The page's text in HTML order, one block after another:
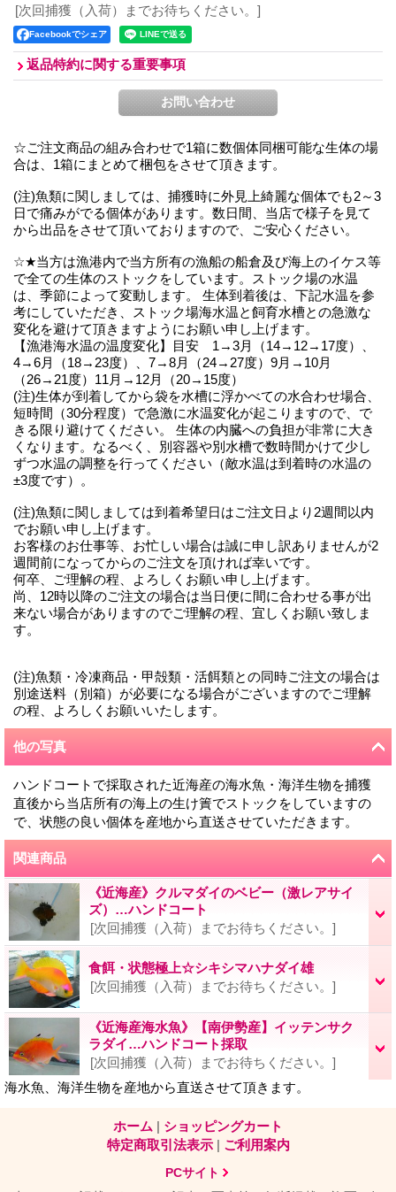
[次回捕獲（入荷）までお待ちください。]
Facebookでシェア
返品特約に関する重要事項
☆ご注文商品の組み合わせで1箱に数個体同梱可能な生体の場
合は、1箱にまとめて梱包をさせて頂きます。
(注)魚類に関しましては、捕獲時に外見上綺麗な個体でも2～3
日で痛みがでる個体があります。数日間、当店で様子を見て
から出品をさせて頂いておりますので、ご安心ください。
☆★当方は漁港内で当方所有の漁船の船倉及び海上のイケス等
で全ての生体のストックをしています。ストック場の水温
は、季節によって変動します。 生体到着後は、下記水温を参
考にしていただき、ストック場海水温と飼育水槽との急激な
変化を避けて頂きますようにお願い申し上げます。
【漁港海水温の温度変化】目安 1→3月（14→12→17度）、
4→6月（18→23度）、7→8月（24→27度）9月→10月
（26→21度）11月→12月（20→15度）
(注)生体が到着してから袋を水槽に浮かべての水合わせ場合、
短時間（30分程度）で急激に水温変化が起こりますので、で
きる限り避けてください。 生体の内臓への負担が非常に大き
くなります。なるべく、別容器や別水槽で数時間かけて少し
ずつ水温の調整を行ってください（敵水温は到着時の水温の
±3度です）。
(注)魚類に関しましては到着希望日はご注文日より2週間以内
でお願い申し上げます。
お客様のお仕事等、お忙しい場合は誠に申し訳ありませんが2
週間前になってからのご注文を頂ければ幸いです。
何卒、ご理解の程、よろしくお願い申し上げます。
尚、12時以降のご注文の場合は当日便に間に合わせる事が出
来ない場合がありますのでご理解の程、宜しくお願い致しま
す。
(注)魚類・冷凍商品・甲殻類・活餌類との同時ご注文の場合は
別途送料（別箱）が必要になる場合がございますのでご理解
の程、よろしくお願いいたします。
他の写真
ハンドコートで採取された近海産の海水魚・海洋生物を捕獲
直後から当店所有の海上の生け簀でストックをしていますの
で、状態の良い個体を産地から直送させていただきます。
関連商品
《近海産》クルマダイのベビー（激レアサイ
ズ）…ハンドコート
[次回捕獲（入荷）までお待ちください。]
食餌・状態極上☆シキシマハナダイ雄
[次回捕獲（入荷）までお待ちください。]
《近海産海水魚》【南伊勢産】イッテンサク
ラダイ…ハンドコート採取
[次回捕獲（入荷）までお待ちください。]
海水魚、海洋生物を産地から直送させて頂きます。
ホーム | ショッピングカート
特定商取引法表示 | ご利用案内
PCサイト